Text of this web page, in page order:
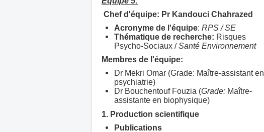
Chef d'équipe: Pr Kandouci Chahrazed
Acronyme de l'équipe: RPS / SE
Thématique de recherche: Risques
Psycho-Sociaux /Santé Environnement
Membres de l'équipe:
Dr Mekri Omar (Grade: Maître-assistant en
psychiatrie)
Dr Bouchentouf Fouzia (Grade: Maître-
assistante en biophysique)
1. Production scientifique
Publications